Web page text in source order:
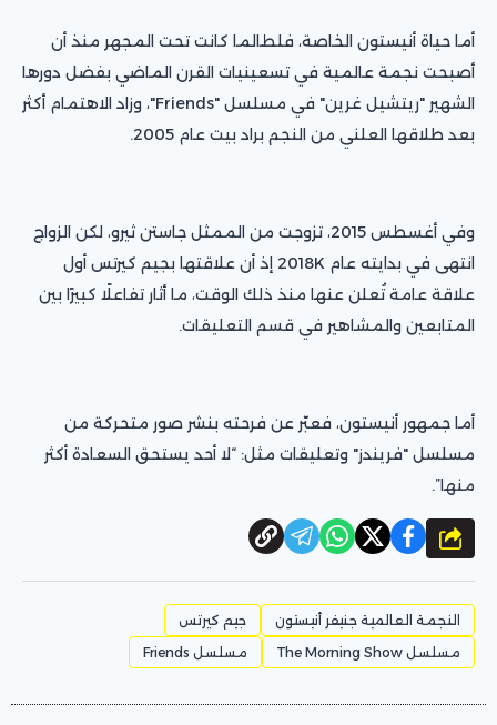
أما حياة أنيستون الخاصة، فلطالما كانت تحت المجهر منذ أن
أصبحت نجمة عالمية في تسعينيات القرن الماضي بفضل دورها
الشهير "ريتشيل غرين" في مسلسل "Friends"، وزاد الاهتمام أكثر
بعد طلاقها العلني من النجم براد بيت عام 2005.
وفي أغسطس 2015، تزوجت من الممثل جاستن ثيرو، لكن الزواج
انتهى في بدايته عام 2018K إذ أن علاقتها بجيم كيرتس أول
علاقة عامة تُعلن عنها منذ ذلك الوقت، ما أثار تفاعلًا كبيرًا بين
المتابعين والمشاهير في قسم التعليقات.
أما جمهور أنيستون، فعبّر عن فرحته بنشر صور متحركة من
مسلسل "فريندز" وتعليقات مثل: “لا أحد يستحق السعادة أكثر
منها”.
شارك
النجمة العالمية جنيفر أنيستون
جيم كيرتس
مسلسل The Morning Show
مسلسل Friends